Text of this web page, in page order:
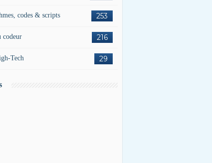
253
codes & scripts
216
codeur
29
Tech